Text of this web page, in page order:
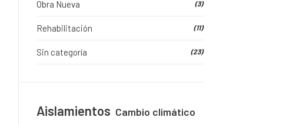
Obra Nueva (3)
Rehabilitación (11)
Sin categoría (23)
Aislamientos Cambio climático